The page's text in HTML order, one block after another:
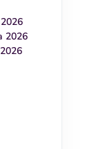
2026